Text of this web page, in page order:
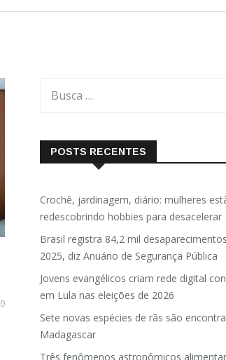
0
POSTS RECENTES
Crochê, jardinagem, diário: mulheres
redescobrindo hobbies para desacelerar
Brasil registra 84,2 mil
2025, diz Anuário de Segurança Pública
Jovens evangélicos criam rede digital
em Lula nas eleições de 2026
Sete novas espécies de rãs são
Madagascar
Três fenômenos astronômicos